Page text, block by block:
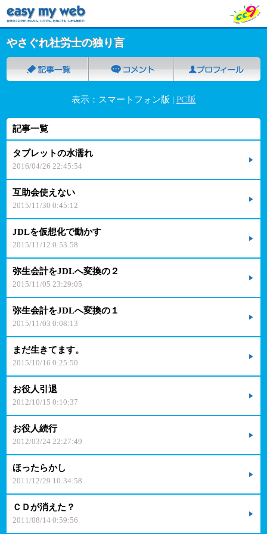
やさぐれ社労士の独り言
表示：スマートフォン版 | PC版
記事一覧
タブレットの水濡れ
2016/04/26 22:45:54
互助会使えない
2015/11/30 0:45:12
JDLを仮想化で動かす
2015/11/12 0:53:58
弥生会計をJDLへ変換の２
2015/11/05 23:29:05
弥生会計をJDLへ変換の１
2015/11/03 0:08:13
まだ生きてます。
2015/10/16 0:25:50
お役人引退
2012/10/15 0:10:37
お役人続行
2012/03/24 22:27:49
ほったらかし
2011/12/29 10:34:58
ＣＤが消えた？
2011/08/14 0:59:56